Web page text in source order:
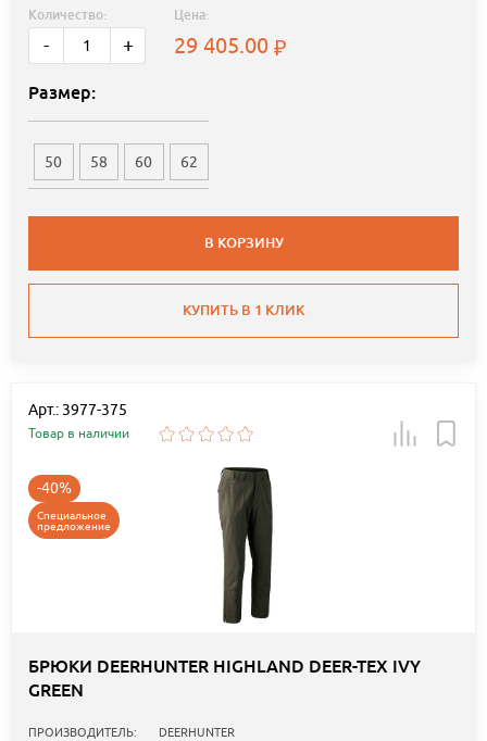
Количество:
- +
Цена:
29 405.00
Размер:
50 58 60 62
В КОРЗИНУ
КУПИТЬ В 1 КЛИК
Арт.: 3977-375
Товар в наличии
-40%
Специальное
предложение
БРЮКИ DEERHUNTER HIGHLAND DEER-TEX IVY
GREEN
ПРОИЗВОДИТЕЛЬ:
DEERHUNTER